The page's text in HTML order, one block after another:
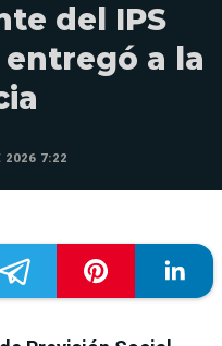
del IPS
a la
2026 7:22